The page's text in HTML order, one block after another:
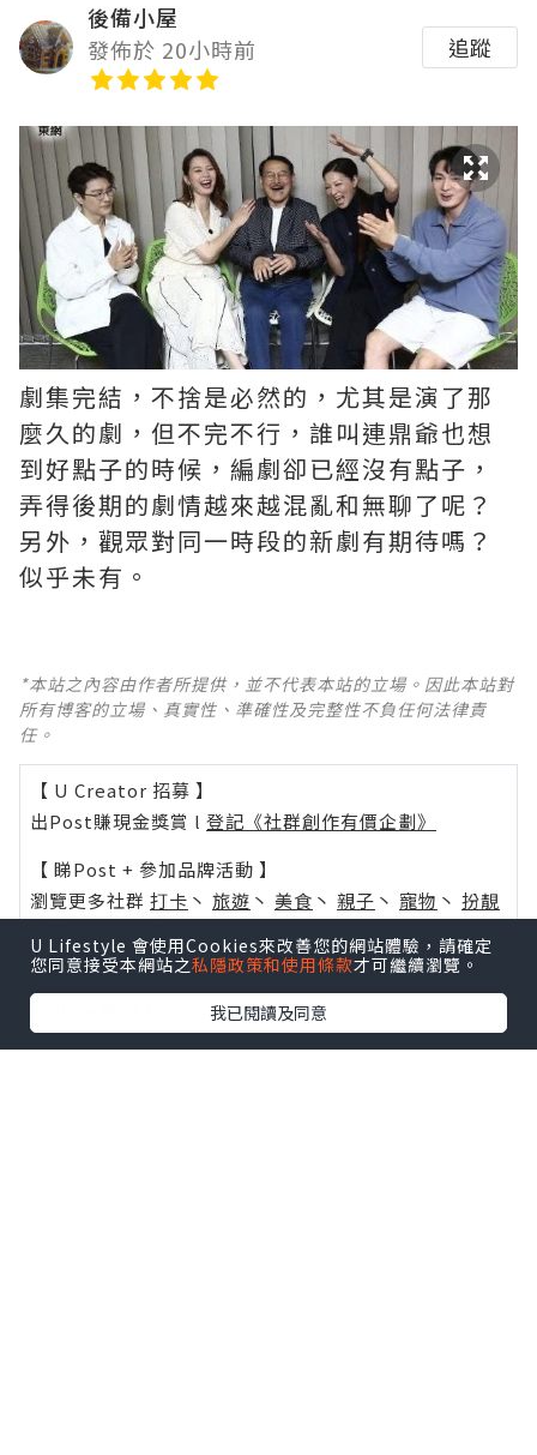
後備小屋
發佈於 20小時前
追蹤
劇集完結，不捨是必然的，尤其是演了那
麼久的劇，但不完不行，誰叫連鼎爺也想
到好點子的時候，編劇卻已經沒有點子，
弄得後期的劇情越來越混亂和無聊了呢？ ​​​
另外，觀眾對同一時段的新劇有期待嗎？
似乎未有。
*本站之內容由作者所提供，並不代表本站的立場。因此本站對
所有博客的立場、真實性、準確性及完整性不負任何法律責
任。
【 U Creator 招募 】
出Post賺現金獎賞 l 登記《社群創作有價企劃》
【 睇Post + 參加品牌活動 】
瀏覽更多社群 打卡 丶 旅遊 丶 美食 丶 親子 丶 寵物 丶 扮靚
活動情報
U Blog開咗WhatsApp啦！發掘更多吃喝玩樂資訊！
U Lifestyle 會使用Cookies來改善您的網站體驗，請確定
您同意接受本網站之私隱政策和使用條款才可繼續瀏覽。
我已閱讀及同意